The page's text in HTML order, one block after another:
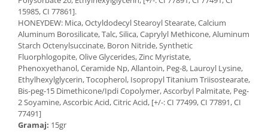
15985, CI 77861].
HONEYDEW: Mica, Octyldodecyl Stearoyl Stearate, Calcium
Aluminum Borosilicate, Talc, Silica, Caprylyl Methicone, Aluminum
Starch Octenylsuccinate, Boron Nitride, Synthetic
Fluorphlogopite, Olive Glycerides, Zinc Myristate,
Phenoxyethanol, Ceramide Np, Allantoin, Peg-8, Lauroyl Lysine,
Ethylhexylglycerin, Tocopherol, Isopropyl Titanium Triisostearate,
Bis-peg-15 Dimethicone/Ipdi Copolymer, Ascorbyl Palmitate, Peg-
2 Soyamine, Ascorbic Acid, Citric Acid, [+/-: CI 77499, CI 77891, CI
77491]
Gramaj: 15gr